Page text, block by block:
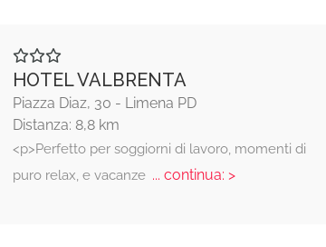
HOTEL VALBRENTA
Piazza Diaz, 30 - Limena PD
Distanza: 8,8 km
<p>Perfetto per soggiorni di lavoro, momenti di
puro relax, e vacanze... continua: >